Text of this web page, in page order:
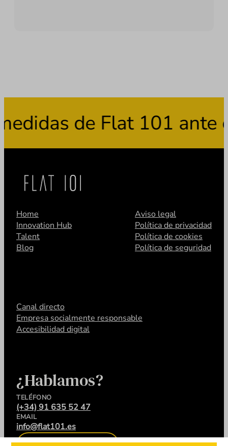
de Flat 101 ante
Home
Innovation Hub
Talent
Blog
Aviso legal
Política de privacidad
Política de cookies
Política de seguridad
Canal directo
Empresa socialmente responsable
Accesibilidad digital
¿Hablamos?
TELÉFONO
(+34) 91 635 52 47
EMAIL
info@flat101.es